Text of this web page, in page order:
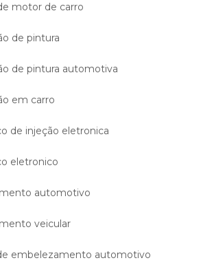
motor de carro
de pintura
de pintura automotiva
em carro
de injeção eletronica
eletronico
automotivo
veicular
embelezamento automotivo